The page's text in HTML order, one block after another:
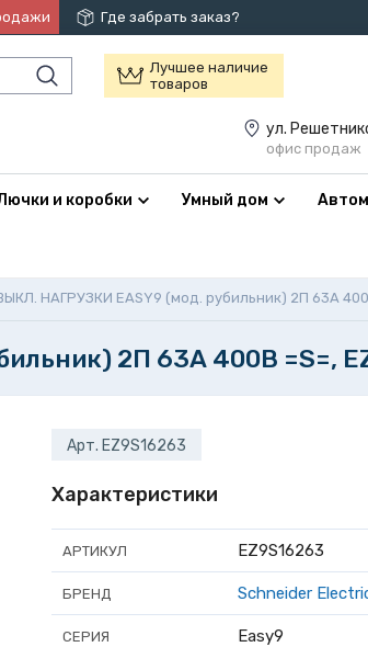
Где забрать заказ?
Лучшее наличие
товаров
ул.
офис продаж
и коробки Умный дом
НАГРУЗКИ EASY9 (мод. рубильник) 2П 63А
2П 63А 400В =S=,
Арт. EZ9S16263
Характеристики
АРТИКУЛ EZ9S16263
БРЕНД Schneider
СЕРИЯ Easy9